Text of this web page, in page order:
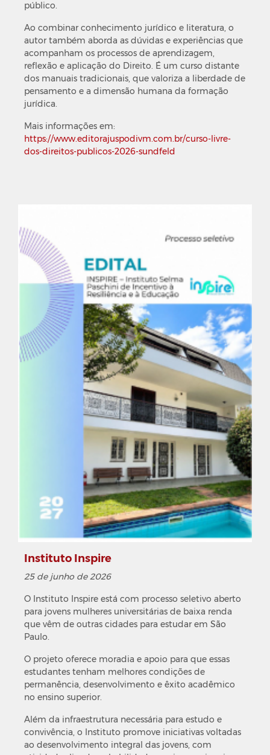
público.
Ao combinar conhecimento jurídico e literatura, o
autor também aborda as dúvidas e experiências que
acompanham os processos de aprendizagem,
reflexão e aplicação do Direito. É um curso distante
dos manuais tradicionais, que valoriza a liberdade de
pensamento e a dimensão humana da formação
jurídica.
Mais informações em:
https://www.editorajuspodivm.com.br/curso-livre-
dos-direitos-publicos-2026-sundfeld
Instituto Inspire
25 de junho de 2026
O Instituto Inspire está com processo seletivo aberto
para jovens mulheres universitárias de baixa renda
que vêm de outras cidades para estudar em São
Paulo.
O projeto oferece moradia e apoio para que essas
estudantes tenham melhores condições de
permanência, desenvolvimento e êxito acadêmico
no ensino superior.
Além da infraestrutura necessária para estudo e
convivência, o Instituto promove iniciativas voltadas
ao desenvolvimento integral das jovens, com